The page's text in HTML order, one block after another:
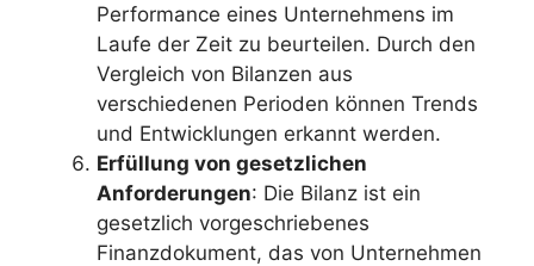
Performance eines Unternehmens im
Laufe der Zeit zu beurteilen. Durch den
Vergleich von Bilanzen aus
verschiedenen Perioden können Trends
und Entwicklungen erkannt werden.
Erfüllung von gesetzlichen
Anforderungen: Die Bilanz ist ein
gesetzlich vorgeschriebenes
Finanzdokument, das von Unternehmen